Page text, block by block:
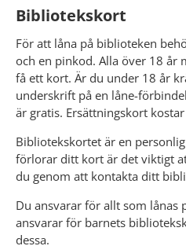
Bibliotekskort
För att låna på biblioteken
och en pinkod. Alla över 18 år
få ett kort. Är du under 18 år
underskrift på en låne-
är gratis. Ersättningskort
Bibliotekskortet är en
förlorar ditt kort är det viktigt
du genom att kontakta ditt
Du ansvarar för allt som lånas
ansvarar för barnets
dessa.